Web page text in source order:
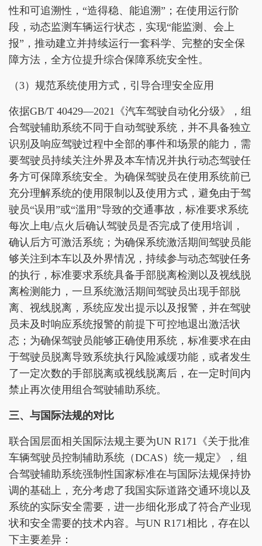
性和可追溯性，“造得稳、能追溯”；在使用运行阶
段，动态监测车辆运行状态，实现“能监测、会上
报”，推动建立并持续运行一套科学、完整的安全保
障方法，全方位提升综合保障系统安全性。
（3）规范系统使用方式，引导合理安全应用
依据GB/T 40429—2021《汽车驾驶自动化分级》，组
合驾驶辅助系统不同于自动驾驶系统，并不具备独立
识别及响应驾驶过程中全部的事件和场景的能力，需
要驾驶员持续关注外界及本车情况并执行动态驾驶任
务方可保障系统安全。为确保驾驶员在使用系统前已
充分理解系统的使用限制以及使用方式，避免由于驾
驶员“误用”或“滥用”导致的交通事故，标准要求系统
每次上电/点火后确认驾驶员是否完成了使用培训，
确认后方可激活系统；为确保系统激活期间驾驶员能
够关注到本车以及外界情况，持续参与动态驾驶任务
的执行，标准要求系统具备手部脱离检测以及视线脱
离检测能力，一旦系统激活期间驾驶员出现手部脱
离、视线脱离，系统应发出提示以及报警，并在驾驶
员未及时响应系统报警的前提下可控地退出激活状
态；为确保驾驶员能够正确使用系统，标准要求在由
于驾驶员脱离导致系统执行风险减缓功能，或者发生
了一定次数的手部脱离或视线脱离后，在一定时间内
禁止再次使用组合驾驶辅助系统。
三、与国际法规的对比
联合国层面相关国际法规主要为UN R171《关于批准
车辆驾驶员控制辅助系统（DCAS）统一规定》，组
合驾驶辅助系统强制性国家标准在与国际法规保持协
调的基础上，充分考虑了我国实际道路交通环境以及
系统的实际安全需要，进一步细化形成了符合产业现
状和安全需要的技术内容。与UN R171相比，存在以
下主要差异：